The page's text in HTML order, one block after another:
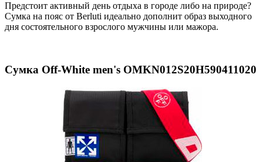
Предстоит активный день отдыха в городе либо на природе?
Сумка на пояс от Berluti идеально дополнит образ выходного
дня состоятельного взрослого мужчины или мажора.
Сумка Off-White men's OMKN012S20H590411020